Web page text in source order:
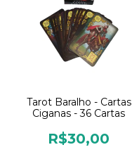
Tarot Baralho - Cartas
Ciganas - 36 Cartas
R$30,00